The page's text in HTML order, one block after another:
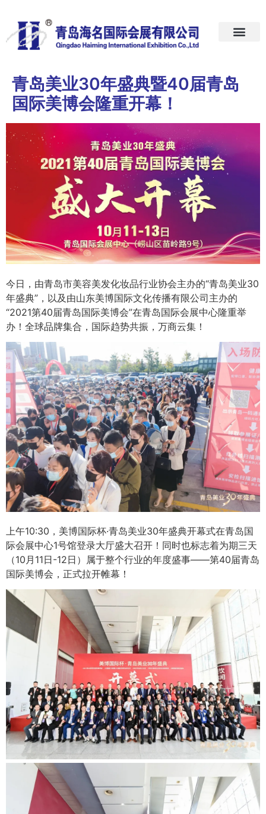
青岛美业30年盛典暨40届青岛
国际美博会隆重开幕！
今日，由青岛市美容美发化妆品行业协会主办的“青岛美业30
年盛典”，以及由山东美博国际文化传播有限公司主办的
“2021第40届青岛国际美博会”在青岛国际会展中心隆重举
办！全球品牌集合，国际趋势共振，万商云集！
上午10:30，美博国际杯·青岛美业30年盛典开幕式在青岛国
际会展中心1号馆登录大厅盛大召开！同时也标志着为期三天
（10月11日-12日）属于整个行业的年度盛事——第40届青岛
国际美博会，正式拉开帷幕！